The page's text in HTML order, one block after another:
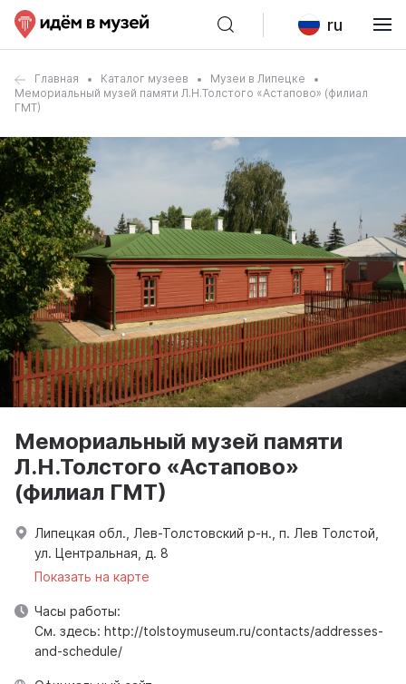
ru
Главная Каталог музеев
Музеи в Липецке
Мемориальный музей памяти Л.Н.Толстого «Астапово» (филиал
ГМТ)
Мемориальный музей памяти
Л.Н.Толстого «Астапово»
(филиал ГМТ)
Липецкая обл., Лев-Толстовский р-н., п. Лев Толстой,
ул. Центральная, д. 8
Показать на карте
Часы работы:
См. здесь: http://tolstoymuseum.ru/contacts/addresses-
and-schedule/